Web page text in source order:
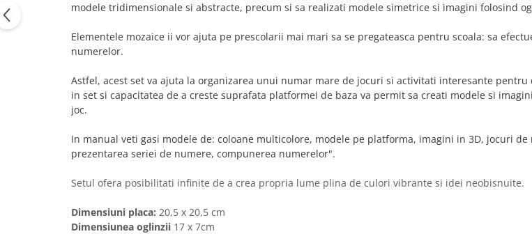
modele tridimensionale si abstracte, precum si sa realizati modele simetrice si imagini folosind
Elementele mozaice ii vor ajuta pe prescolarii mai mari sa se pregateasca pentru scoala: sa
numerelor.
Astfel, acest set va ajuta la organizarea unui numar mare de jocuri si activitati interesante
in set si capacitatea de a creste suprafata platformei de baza va permit sa creati modele si
joc.
In manual veti gasi modele de: coloane multicolore, modele pe platforma, imagini in 3D, jocuri de
prezentarea seriei de numere, compunerea numerelor".
Setul ofera posibilitati infinite de a crea propria lume plina de culori vibrante si idei neobisnuite.
Dimensiuni placa: 20,5 x 20,5 cm
Dimensiunea oglinzii 17 x 7cm